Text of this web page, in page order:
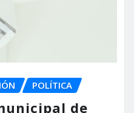
POLÍTICA
de